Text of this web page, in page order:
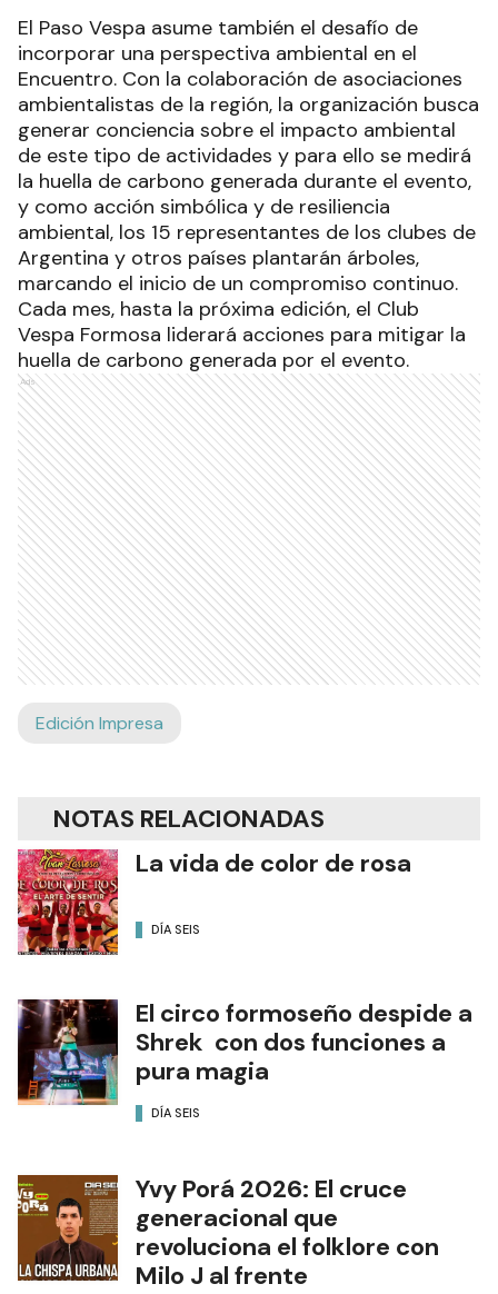
El Paso Vespa asume también el desafío de
incorporar una perspectiva ambiental en el
Encuentro. Con la colaboración de asociaciones
ambientalistas de la región, la organización busca
generar conciencia sobre el impacto ambiental
de este tipo de actividades y para ello se medirá
la huella de carbono generada durante el evento,
y como acción simbólica y de resiliencia
ambiental, los 15 representantes de los clubes de
Argentina y otros países plantarán árboles,
marcando el inicio de un compromiso continuo.
Cada mes, hasta la próxima edición, el Club
Vespa Formosa liderará acciones para mitigar la
huella de carbono generada por el evento.
Ads
Edición Impresa
NOTAS RELACIONADAS
La vida de color de rosa
DÍA SEIS
El circo formoseño despide a
Shrek con dos funciones a
pura magia
DÍA SEIS
Yvy Porá 2026: El cruce
generacional que
revoluciona el folklore con
Milo J al frente